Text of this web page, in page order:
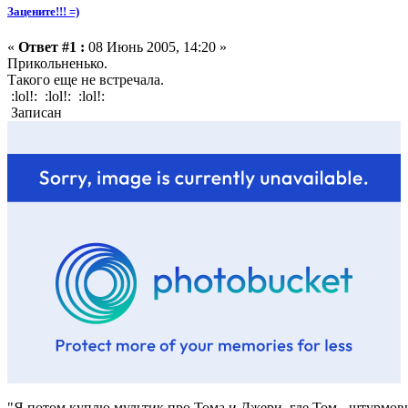
Зацените!!! =)
« Ответ #1 : 08 Июнь 2005, 14:20 »
Прикольненько.
Такого еще не встречала.
:lol!: :lol!: :lol!:
Записан